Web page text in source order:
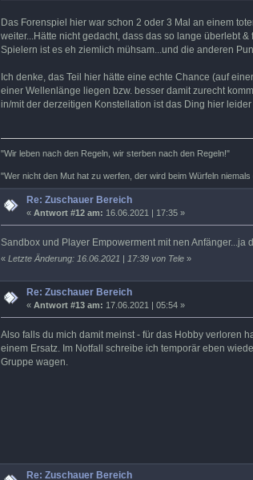
Das Forenspiel hier war schon 2 oder 3 Mal an einem
weiter...Hätte nicht gedacht, dass das so lange überlebt
Spielern ist es eh ziemlich mühsam...und die anderen
Ich denke, das Teil hier hätte eine echte Chance (auf
einer Wellenlänge liegen bzw. besser damit zurecht
in/mit der derzeitigen Konstellation ist das Ding hier leider
"Wir leben nach den Regeln, wir sterben nach den Regeln!"
"Wer nicht den Mut hat zu werfen, der wird beim Würfeln
Re: Zuschauer Bereich
«Antwort #12 am: 16.06.2021 | 17:35 »
Sandbox und Player Empowerment mit nen
« Letzte Änderung: 16.06.2021 | 17:39 von Tele»
Re: Zuschauer Bereich
«Antwort #13 am: 17.06.2021 | 05:54 »
Also falls du mich damit meinst - für das Hobby verloren
einem Ersatz. Im Notfall schreibe ich temporär eben
Gruppe wagen.
Re: Zuschauer Bereich